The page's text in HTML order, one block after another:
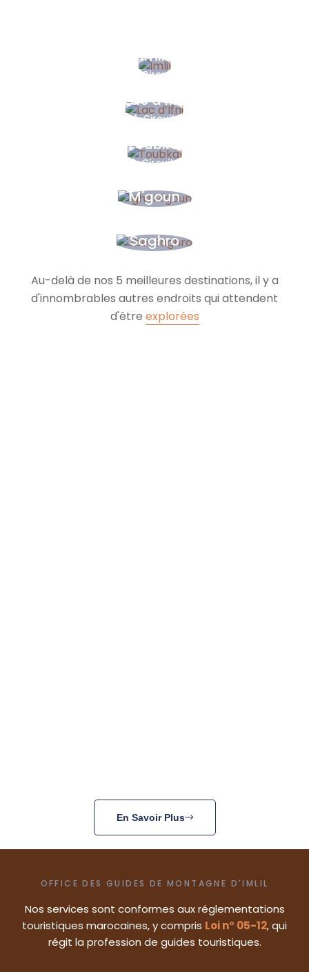
Imlil
8 Circuits
Lac d’Ifni
1 Circuit
Toubkal
8 Circuits
M'goun
Saghro
Au-delà de nos 5 meilleures destinations, il y a
d'innombrables autres endroits qui attendent
d'être explorées
En Savoir Plus
OFFICE DES GUIDES DE MONTAGNE D'IMLIL
Nos services sont conformes aux réglementations
touristiques marocaines, y compris Loi n° 05-12, qui
régit la profession de guides touristiques.